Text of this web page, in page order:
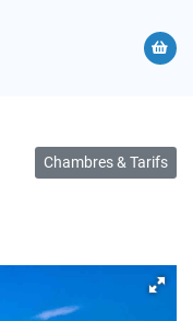
Chambres & Tarifs